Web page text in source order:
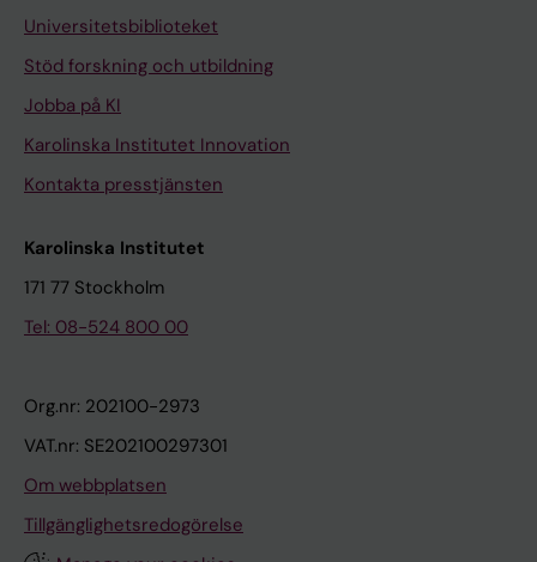
Universitetsbiblioteket
Stöd forskning och utbildning
Jobba på KI
Karolinska Institutet Innovation
Kontakta presstjänsten
Karolinska Institutet
171 77 Stockholm
Tel: 08-524 800 00
Org.nr: 202100-2973
VAT.nr: SE202100297301
Om webbplatsen
Tillgänglighetsredogörelse